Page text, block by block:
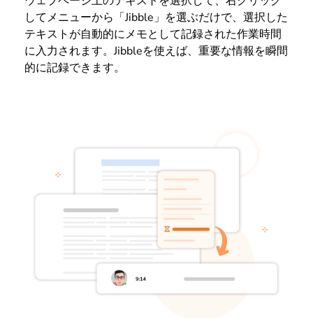
してメニューから「Jibble」を選ぶだけで、選択した
テキストが自動的にメモとして記録された作業時間
に入力されます。Jibbleを使えば、重要な情報を瞬間
的に記録できます。